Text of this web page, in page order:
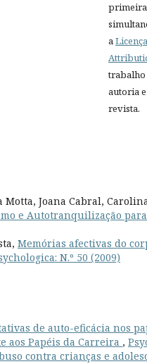
primeira
a
trabalho
autoria
revista.
Joana Cabral,
e Autotranquilização
Memórias afectivas do
N.º 50 (2009)
de auto-eficácia nos
aos Papéis da Carreira ,
contra crianças e